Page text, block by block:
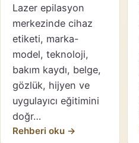
Lazer epilasyon
merkezinde cihaz
etiketi, marka-
model, teknoloji,
bakım kaydı, belge,
gözlük, hijyen ve
uygulayıcı eğitimini
doğr…
Rehberi oku →